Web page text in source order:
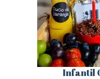
Infantil